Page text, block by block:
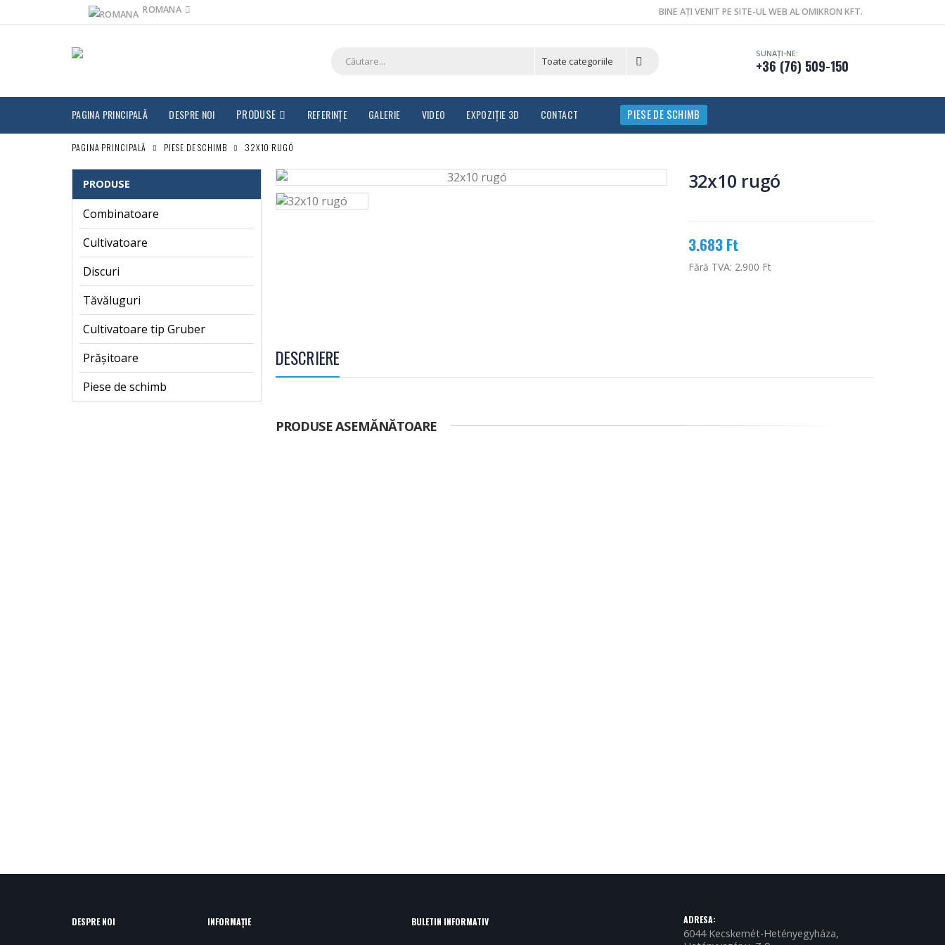
ROMANA BINE AȚI VENIT PE SITE-UL WEB AL OMIKRON KFT.
SUNAȚI-NE:
+36 (76) 509-150
PAGINA PRINCIPALĂ DESPRE NOI PRODUSE REFERINȚE GALERIE VIDEO EXPOZIȚIE 3D CONTACT PIESE DE SCHIMB
PAGINA PRINCIPALĂ PIESE DE SCHIMB 32X10 RUGÓ
32x10 rugó
3.683 Ft
Fără TVA: 2.900 Ft
DESCRIERE
PRODUSE ASEMĂNĂTOARE
PRODUSE
Combinatoare
Cultivatoare
Discuri
Tăvăluguri
Cultivatoare tip Gruber
Prășitoare
Piese de schimb
DESPRE NOI INFORMAȚIE BULETIN INFORMATIV ADRESA:
6044 Kecskemét-Hetényegyháza,